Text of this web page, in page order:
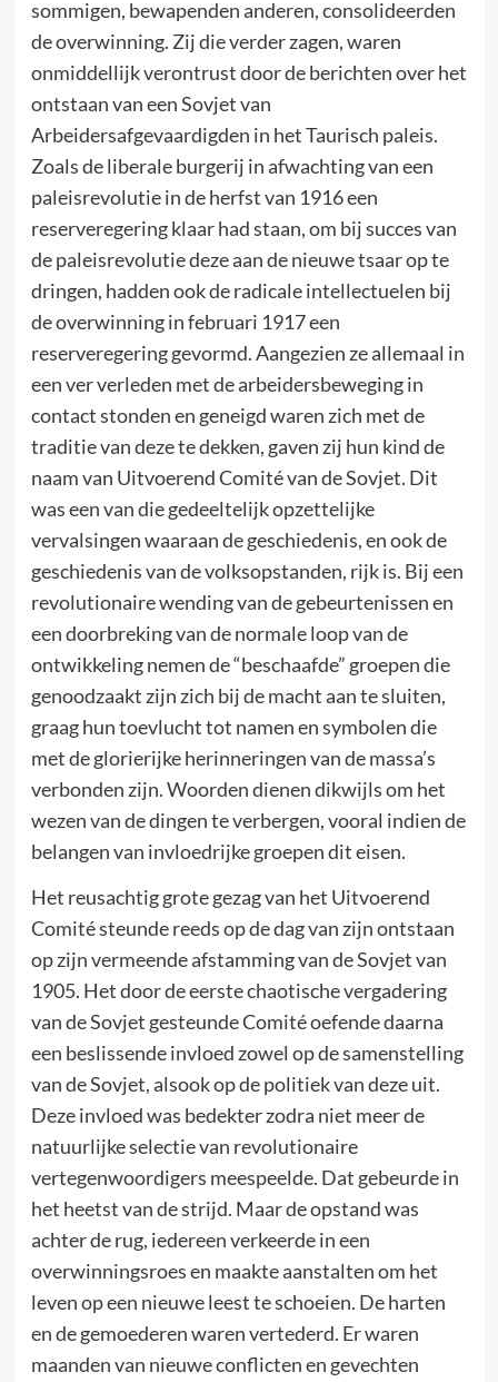
sommigen, bewapenden anderen, consolideerden
de overwinning. Zij die verder zagen, waren
onmiddellijk verontrust door de berichten over het
ontstaan van een Sovjet van
Arbeidersafgevaardigden in het Taurisch paleis.
Zoals de liberale burgerij in afwachting van een
paleisrevolutie in de herfst van 1916 een
reserveregering klaar had staan, om bij succes van
de paleisrevolutie deze aan de nieuwe tsaar op te
dringen, hadden ook de radicale intellectuelen bij
de overwinning in februari 1917 een
reserveregering gevormd. Aangezien ze allemaal in
een ver verleden met de arbeidersbeweging in
contact stonden en geneigd waren zich met de
traditie van deze te dekken, gaven zij hun kind de
naam van Uitvoerend Comité van de Sovjet. Dit
was een van die gedeeltelijk opzettelijke
vervalsingen waaraan de geschiedenis, en ook de
geschiedenis van de volksopstanden, rijk is. Bij een
revolutionaire wending van de gebeurtenissen en
een doorbreking van de normale loop van de
ontwikkeling nemen de “beschaafde” groepen die
genoodzaakt zijn zich bij de macht aan te sluiten,
graag hun toevlucht tot namen en symbolen die
met de glorierijke herinneringen van de massa’s
verbonden zijn. Woorden dienen dikwijls om het
wezen van de dingen te verbergen, vooral indien de
belangen van invloedrijke groepen dit eisen.
Het reusachtig grote gezag van het Uitvoerend
Comité steunde reeds op de dag van zijn ontstaan
op zijn vermeende afstamming van de Sovjet van
1905. Het door de eerste chaotische vergadering
van de Sovjet gesteunde Comité oefende daarna
een beslissende invloed zowel op de samenstelling
van de Sovjet, alsook op de politiek van deze uit.
Deze invloed was bedekter zodra niet meer de
natuurlijke selectie van revolutionaire
vertegenwoordigers meespeelde. Dat gebeurde in
het heetst van de strijd. Maar de opstand was
achter de rug, iedereen verkeerde in een
overwinningsroes en maakte aanstalten om het
leven op een nieuwe leest te schoeien. De harten
en de gemoederen waren vertederd. Er waren
maanden van nieuwe conflicten en gevechten